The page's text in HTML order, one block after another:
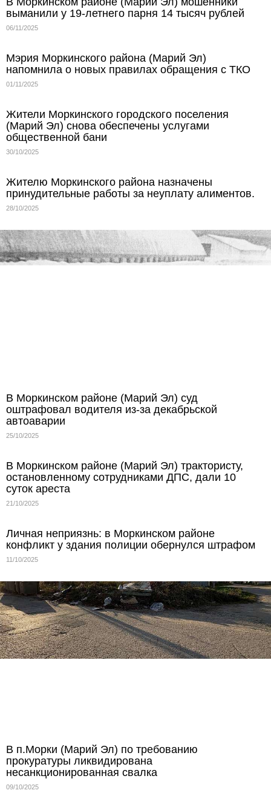
выманили у 19-летнего парня 14 тысяч рублей
06/11/2025
Мэрия Моркинского района (Марий Эл)
напомнила о новых правилах обращения с ТКО
01/11/2025
Жители Моркинского городского поселения
(Марий Эл) снова обеспечены услугами
общественной бани
30/10/2025
Жителю Моркинского района назначены
принудительные работы за неуплату алиментов.
28/10/2025
В Моркинском районе (Марий Эл) суд
оштрафовал водителя из-за декабрьской
автоаварии
25/10/2025
В Моркинском районе (Марий Эл) трактористу,
остановленному сотрудниками ДПС, дали 10
суток ареста
21/10/2025
Личная неприязнь: в Моркинском районе
конфликт у здания полиции обернулся штрафом
11/10/2025
В п.Морки (Марий Эл) по требованию
прокуратуры ликвидирована
несанкционированная свалка
09/10/2025